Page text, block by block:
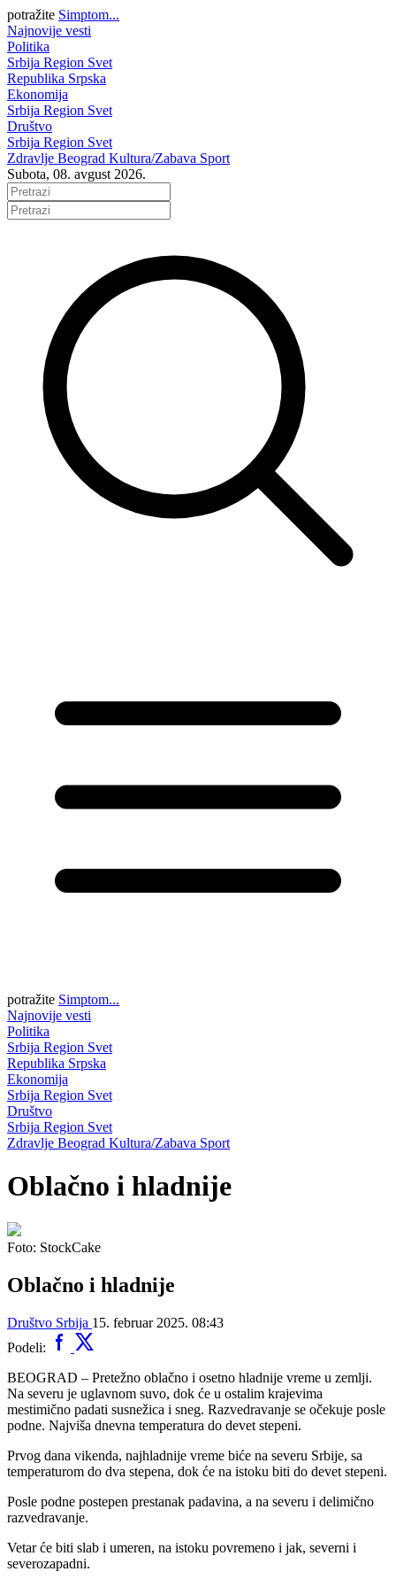
potražite Simptom...
Najnovije vesti
Politika
Srbija Region Svet
Republika Srpska
Ekonomija
Srbija Region Svet
Društvo
Srbija Region Svet
Zdravlje Beograd Kultura/Zabava Sport
Subota, 08. avgust 2026.
potražite Simptom...
Najnovije vesti
Politika
Srbija Region Svet
Republika Srpska
Ekonomija
Srbija Region Svet
Društvo
Srbija Region Svet
Zdravlje Beograd Kultura/Zabava Sport
Oblačno i hladnije
Foto: StockCake
Oblačno i hladnije
Društvo Srbija 15. februar 2025. 08:43
Podeli:
BEOGRAD – Pretežno oblačno i osetno hladnije vreme u zemlji.
Na severu je uglavnom suvo, dok će u ostalim krajevima
mestimično padati susnežica i sneg. Razvedravanje se očekuje posle
podne. Najviša dnevna temperatura do devet stepeni.
Prvog dana vikenda, najhladnije vreme biće na severu Srbije, sa
temperaturom do dva stepena, dok će na istoku biti do devet stepeni.
Posle podne postepen prestanak padavina, a na severu i delimično
razvedravanje.
Vetar će biti slab i umeren, na istoku povremeno i jak, severni i
severozapadni.